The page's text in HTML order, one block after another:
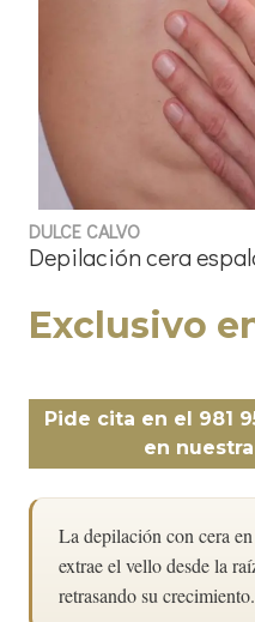
DULCE CALVO
Depilación cera
Exclusivo
Pide cita en el 981
en
La depilación con cera
extrae el vello desde la
retrasando su crecimiento.